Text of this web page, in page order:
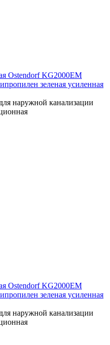
Ostendorf KG2000EM
зеленая усиленная
наружной канализации
Ostendorf KG2000EM
зеленая усиленная
наружной канализации